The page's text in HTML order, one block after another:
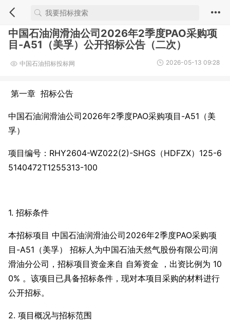
中国石油润滑油公司2026年2季度PAO采购项
目-A51（美孚）公开招标公告（二次）
中国石油招标投标网 2026-05-13 09:28
第一章 招标公告
中国石油润滑油公司2026年2季度PAO采购项目-A51（美
孚）
项目编号：RHY2604-WZ022(2)-SHGS（HDFZX）125-6
5140472T1255313-100
1. 招标条件
本招标项目 中国石油润滑油公司2026年2季度PAO采购项
目-A51（美孚） 招标人为中国石油天然气股份有限公司润
滑油分公司，招标项目资金来自 自筹资金 ，出资比例为 10
0% 。该项目已具备招标条件，现对本项目采购的材料进行
公开招标。
2. 项目概况与招标范围